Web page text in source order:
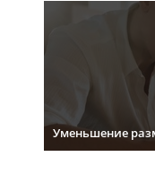
Уменьшение